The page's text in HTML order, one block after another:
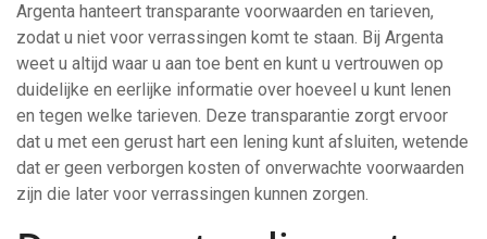
Argenta hanteert transparante voorwaarden en tarieven,
zodat u niet voor verrassingen komt te staan. Bij Argenta
weet u altijd waar u aan toe bent en kunt u vertrouwen op
duidelijke en eerlijke informatie over hoeveel u kunt lenen
en tegen welke tarieven. Deze transparantie zorgt ervoor
dat u met een gerust hart een lening kunt afsluiten, wetende
dat er geen verborgen kosten of onverwachte voorwaarden
zijn die later voor verrassingen kunnen zorgen.